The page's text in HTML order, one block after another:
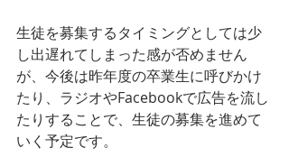
生徒を募集するタイミングとしては少
し出遅れてしまった感が否めません
が、今後は昨年度の卒業生に呼びかけ
たり、ラジオやFacebookで広告を流し
たりすることで、生徒の募集を進めて
いく予定です。